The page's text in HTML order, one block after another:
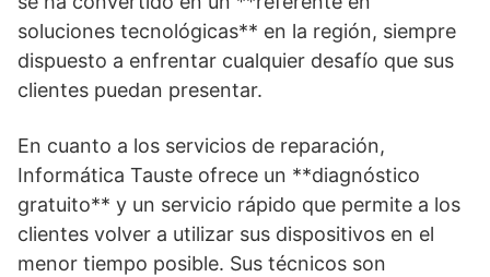
soluciones tecnológicas** en la región, siempre
dispuesto a enfrentar cualquier desafío que sus
clientes puedan presentar.
En cuanto a los servicios de reparación,
Informática Tauste ofrece un **diagnóstico
gratuito** y un servicio rápido que permite a los
clientes volver a utilizar sus dispositivos en el
menor tiempo posible. Sus técnicos son